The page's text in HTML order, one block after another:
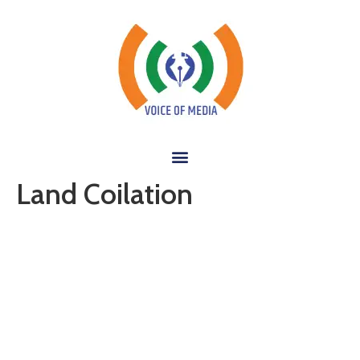
Land Coilation